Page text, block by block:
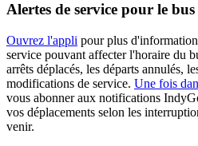
Alertes de service pour le
Ouvrez l'appli pour plus
service pouvant affecter l'horaire du
arrêts déplacés, les départs annulés,
modifications de service. Une fois
vous abonner aux notifications
vos déplacements selon les
venir.